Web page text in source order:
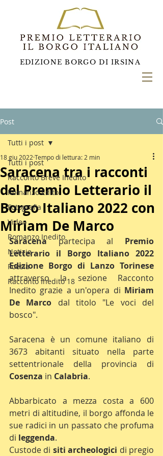
EDIZIONE BORGO DI IRSINA
Post
Tutti i post
Racconto Breve Inedito
Romanzo Edito
Fotografia
Video
Romanzo Inedito
Notizie
Poesia
Racconto Inedito 18
Tutti i post
Saracena tra i racconti
del Premio Letterario il
Borgo Italiano 2022 con
Miriam De Marco
18 giu 2022 Tempo di lettura: 2 min
Saracena partecipa al Premio
Letterario il Borgo Italiano 2022
Edizione Borgo di Lanzo Torinese
attraverso la sezione Racconto
Inedito grazie a un'opera di Miriam
De Marco dal titolo "Le voci del
bosco".
Saracena è un comune italiano di
3673 abitanti situato nella parte
Cosenza in Calabria.
Abbarbicato a mezza costa a 600
metri di altitudine, il borgo affonda le
sue radici in un passato che profuma
di leggenda.
Custode di siti archeologici di pregio